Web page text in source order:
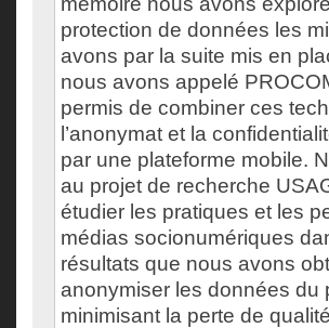
protection de données les
avons par la suite mis en
nous avons appelé
permis de combiner ces
l’anonymat et la
par une plateforme mobile.
au projet de recherche
étudier les pratiques et les
médias socionumériques
résultats que nous avons
anonymiser les données du
minimisant la perte de